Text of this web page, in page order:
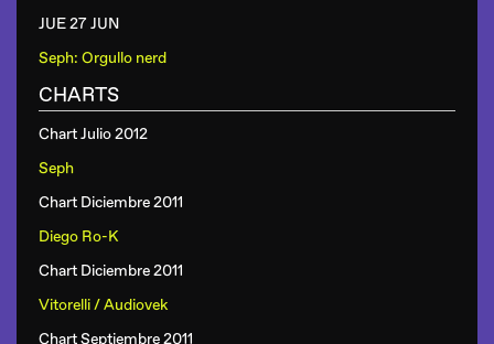
JUE 27 JUN
Seph: Orgullo nerd
CHARTS
Chart Julio 2012
Seph
Chart Diciembre 2011
Diego Ro-K
Chart Diciembre 2011
Vitorelli / Audiovek
Chart Septiembre 2011